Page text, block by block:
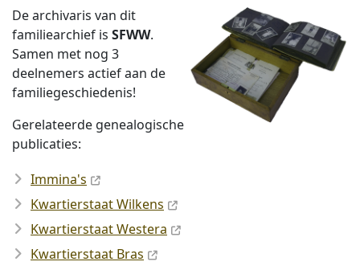
De archivaris van dit
familiearchief is SFWW.
Samen met nog 3
deelnemers actief aan de
familiegeschiedenis!
Gerelateerde genealogische
publicaties:
Immina's
Kwartierstaat Wilkens
Kwartierstaat Westera
Kwartierstaat Bras